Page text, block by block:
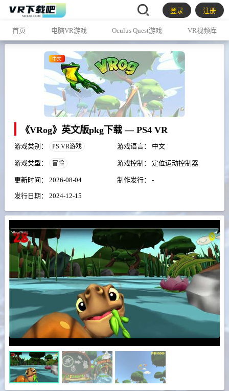
登录 注册
首页 电脑VR游戏 Oculus Quest游戏 VR视频库
中文
《VRog》英文版pkg下载 — PS4 VR
游戏类别： PS VR游戏 游戏语言： 中文
游戏类型： 冒险 游戏控制： 定位运动控制器
更新时间： 2026-08-04 制作发行： -
发行日期： 2024-12-15